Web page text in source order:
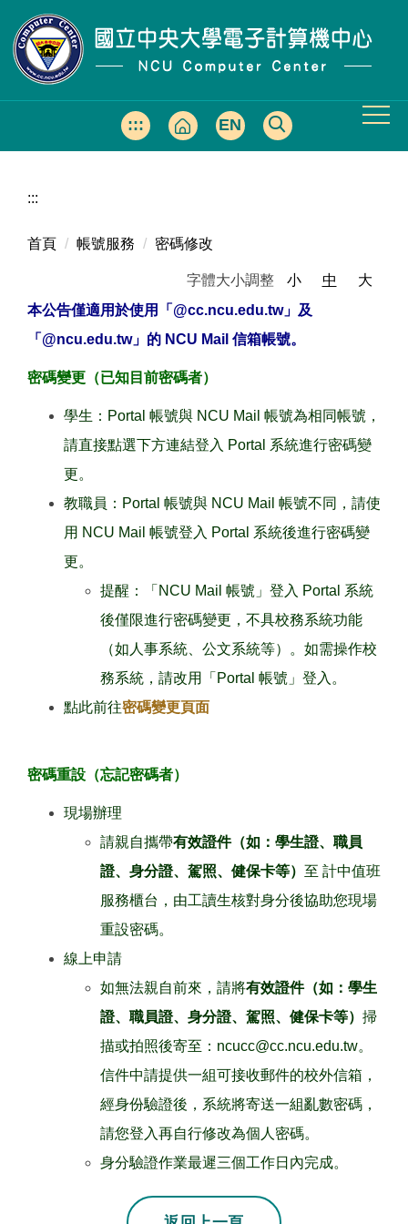
到
主
內
::: EN
:::
首頁 帳號服務 密碼修改
字體大小調整 小 中
大
本公告僅適用於使用「@cc.ncu.edu.tw」及
「@ncu.edu.tw」的 NCU Mail 信箱帳號。
密碼變更（已知目前密碼者）
學生：Portal 帳號與 NCU Mail 帳號為相同帳號，
請直接點選下方連結登入 Portal 系統進行密碼變
更。
教職員：Portal 帳號與 NCU Mail 帳號不同，請使
用 NCU Mail 帳號登入 Portal 系統後進行密碼變
更。
提醒：「NCU Mail 帳號」登入 Portal 系統
後僅限進行密碼變更，不具校務系統功能
（如人事系統、公文系統等）。如需操作校
務系統，請改用「Portal 帳號」登入。
點此前往密碼變更頁面
密碼重設（忘記密碼者）
現場辦理
請親自攜帶有效證件（如：學生證、職員
證、身分證、駕照、健保卡等） 至 計中值班
服務櫃台，由工讀生核對身分後協助您現場
重設密碼。
線上申請
如無法親自前來，請將有效證件（如：學生
證、職員證、身分證、駕照、健保卡等） 掃
描或拍照後寄至：ncucc@cc.ncu.edu.tw。
信件中請提供一組可接收郵件的校外信箱，
經身份驗證後，系統將寄送一組亂數密碼，
請您登入再自行修改為個人密碼。
身分驗證作業最遲三個工作日內完成。